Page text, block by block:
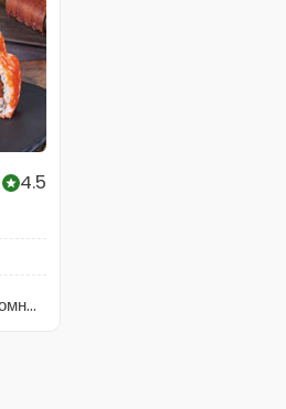
4.5
Ханты-Мансийский автономный округ, Нягань, 4-й микрорайон, 15к1